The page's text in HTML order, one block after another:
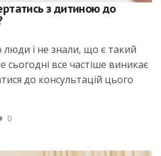
з дитиною до
і не знали, що є такий
сьогодні все частіше виникає
до консультацій цього
0